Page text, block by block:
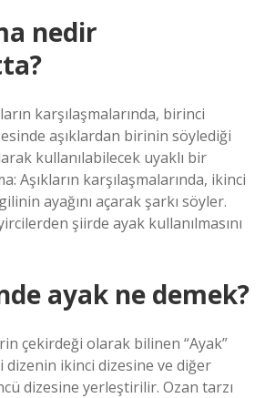
nedir
karşılaşmalarında, birinci
aşıklardan birinin söylediği
kullanılabilecek uyaklı bir
Aşıkların karşılaşmalarında, ikinci
ayağını açarak şarkı söyler.
şiirde ayak kullanılmasını
ayak ne demek?
çekirdeği olarak bilinen “Ayak”
ikinci dizesine ve diğer
dizesine yerleştirilir. Ozan tarzı